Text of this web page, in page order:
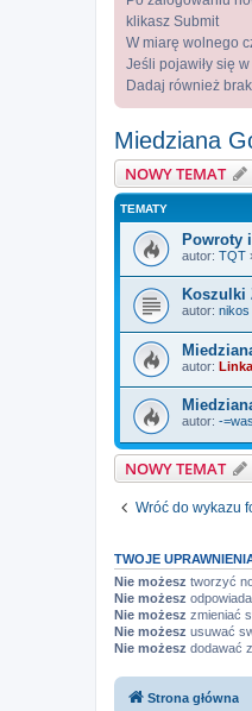
klikasz Submit
W miarę wolnego
Jeśli pojawiły się
Dadaj również
Miedziana
NOWY TEMAT
TEMATY
Powroty
autor: TQT
Koszulki
autor: nikos
autor:
autor: -
NOWY TEMAT
Wróć do wykazu
TWOJE
Nie możesz tworzyć
Nie możesz
Nie możesz zmieniać
Nie możesz usuwać
Nie możesz dodawać
Strona główna